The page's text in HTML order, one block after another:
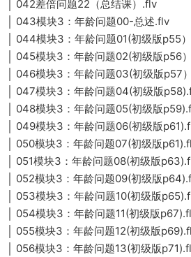
│ 042差倍问题22（总结课）.flv
│ 043模块3：年龄问题00-总述.flv
│ 044模块3：年龄问题01(初级版p55
│ 045模块3：年龄问题02(初级版p56
│ 046模块3：年龄问题03(初级版p57
│ 047模块3：年龄问题04(初级版
│ 048模块3：年龄问题05(初级版
│ 049模块3：年龄问题06(初级版
│ 050模块3：年龄问题07(初级版
│ 051模块3：年龄问题08(初级版
│ 052模块3：年龄问题09(初级版
│ 053模块3：年龄问题10(初级版
│ 054模块3：年龄问题11(初级版
│ 055模块3：年龄问题12(初级版
│ 056模块3：年龄问题13(初级版